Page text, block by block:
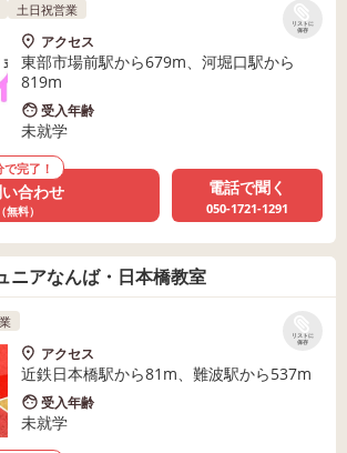
リストに
保存
土日祝営業
アクセス
東部市場前駅から679m、河堀口駅から
819m
受入年齢
未就学
で完了！
合わせ
（無料）
電話で聞く
050-1721-1291
ニアなんば・日本橋教室
リストに
保存
アクセス
近鉄日本橋駅から81m、難波駅から537m
受入年齢
未就学